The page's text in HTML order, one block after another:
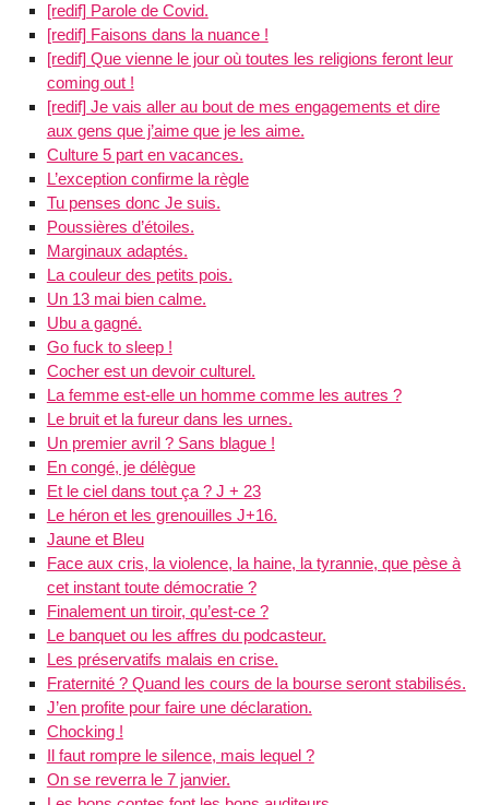
[redif] Parole de Covid.
[redif] Faisons dans la nuance !
[redif] Que vienne le jour où toutes les religions feront leur
coming out !
[redif] Je vais aller au bout de mes engagements et dire
aux gens que j’aime que je les aime.
Culture 5 part en vacances.
L’exception confirme la règle
Tu penses donc Je suis.
Poussières d’étoiles.
Marginaux adaptés.
La couleur des petits pois.
Un 13 mai bien calme.
Ubu a gagné.
Go fuck to sleep !
Cocher est un devoir culturel.
La femme est-elle un homme comme les autres ?
Le bruit et la fureur dans les urnes.
Un premier avril ? Sans blague !
En congé, je délègue
Et le ciel dans tout ça ? J + 23
Le héron et les grenouilles J+16.
Jaune et Bleu
Face aux cris, la violence, la haine, la tyrannie, que pèse à
cet instant toute démocratie ?
Finalement un tiroir, qu’est-ce ?
Le banquet ou les affres du podcasteur.
Les préservatifs malais en crise.
Fraternité ? Quand les cours de la bourse seront stabilisés.
J’en profite pour faire une déclaration.
Chocking !
Il faut rompre le silence, mais lequel ?
On se reverra le 7 janvier.